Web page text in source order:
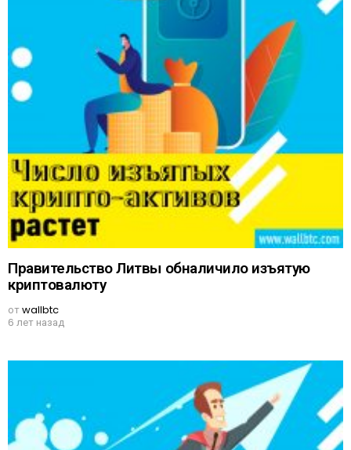
Правительство Литвы обналичило изъятую
криптовалюту
отwallbtc
6 лет назад